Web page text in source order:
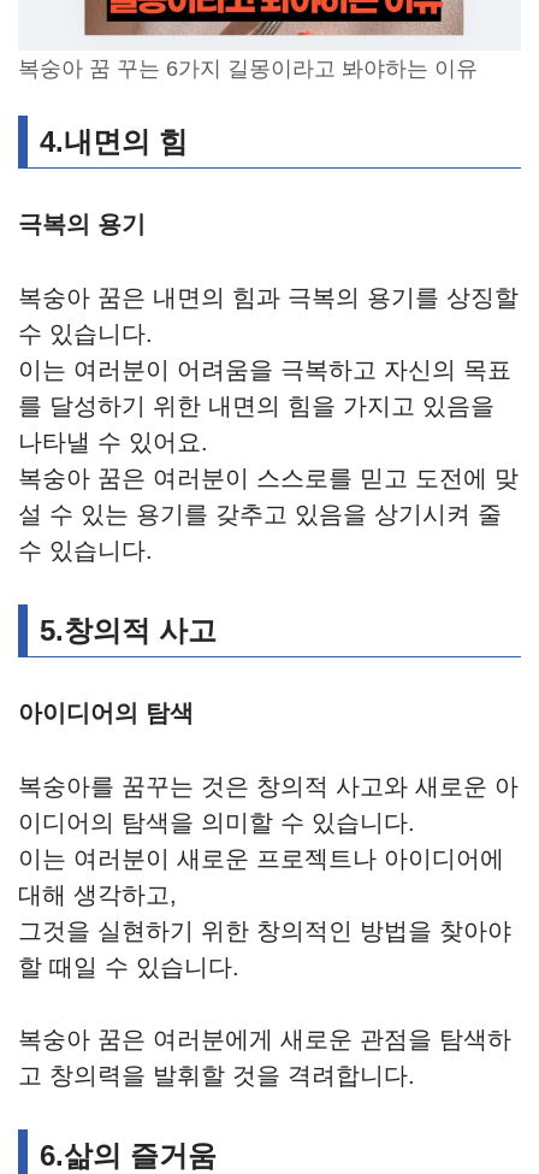
복숭아 꿈 꾸는 6가지 길몽이라고 봐야하는 이유
4.내면의 힘
극복의 용기
복숭아 꿈은 내면의 힘과 극복의 용기를 상징할
수 있습니다.
이는 여러분이 어려움을 극복하고 자신의 목표
를 달성하기 위한 내면의 힘을 가지고 있음을
나타낼 수 있어요.
복숭아 꿈은 여러분이 스스로를 믿고 도전에 맞
설 수 있는 용기를 갖추고 있음을 상기시켜 줄
수 있습니다.
5.창의적 사고
아이디어의 탐색
복숭아를 꿈꾸는 것은 창의적 사고와 새로운 아
이디어의 탐색을 의미할 수 있습니다.
이는 여러분이 새로운 프로젝트나 아이디어에
대해 생각하고,
그것을 실현하기 위한 창의적인 방법을 찾아야
할 때일 수 있습니다.
복숭아 꿈은 여러분에게 새로운 관점을 탐색하
고 창의력을 발휘할 것을 격려합니다.
6.삶의 즐거움